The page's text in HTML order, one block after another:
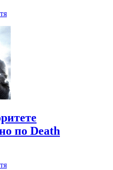
по Death